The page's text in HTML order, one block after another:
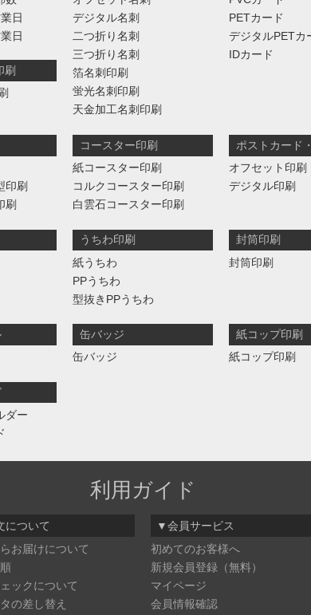
日
日
刷
デジタル名刺
二つ折り名刺
三つ折り名刺
箔名刺印刷
蛍光名刺印刷
天金加工名刺印刷
PETカード
デジタルPETカ
IDカード
印刷
刷
コースター印刷
紙コースター印刷
コルクコースター印刷
白雲石コースター印刷
ポストカード
オフセット印刷
デジタル印刷
うちわ印刷
紙うちわ
PPうちわ
型抜きPPうちわ
封筒印刷
封筒印刷
缶バッジ
缶バッジ
紙コップ印刷
紙コップ印刷
ダー
利用ガイド
について
お届けについて
ックについて
の差し替え
▼会員サービス
初めてのお客様へ
新規会員登録（無料）
マイページ
会員情報確認